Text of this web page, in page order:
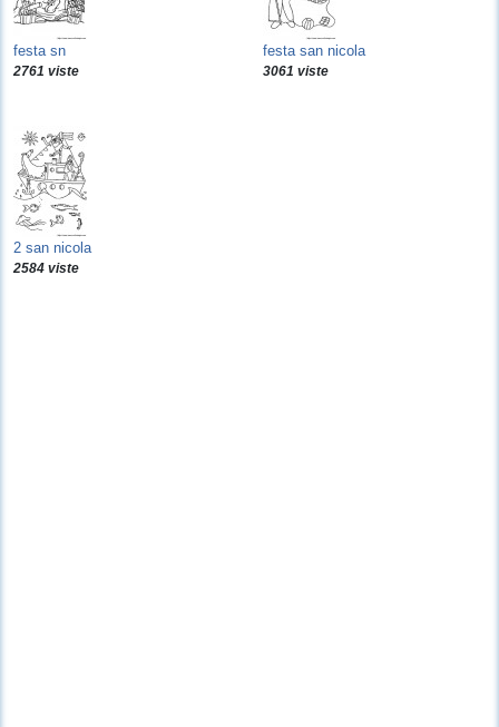
festa sn
2761 viste
festa san nicola
3061 viste
2 san nicola
2584 viste